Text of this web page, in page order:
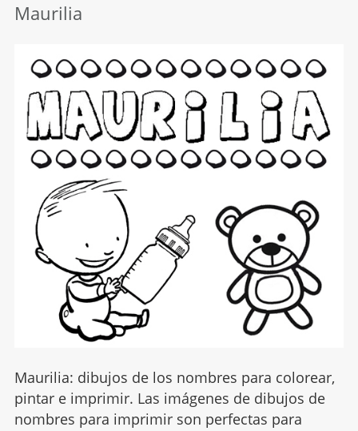
Maurilia
Maurilia: dibujos de los nombres para colorear,
pintar e imprimir. Las imágenes de dibujos de
nombres para imprimir son perfectas para